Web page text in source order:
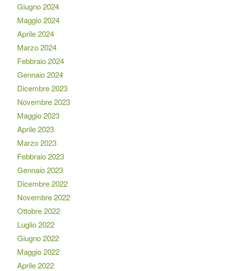
Giugno 2024
Maggio 2024
Aprile 2024
Marzo 2024
Febbraio 2024
Gennaio 2024
Dicembre 2023
Novembre 2023
Maggio 2023
Aprile 2023
Marzo 2023
Febbraio 2023
Gennaio 2023
Dicembre 2022
Novembre 2022
Ottobre 2022
Luglio 2022
Giugno 2022
Maggio 2022
Aprile 2022